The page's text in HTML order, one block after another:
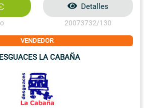
Detalles
20073732/130
VENDEDOR
LA CABAÑA